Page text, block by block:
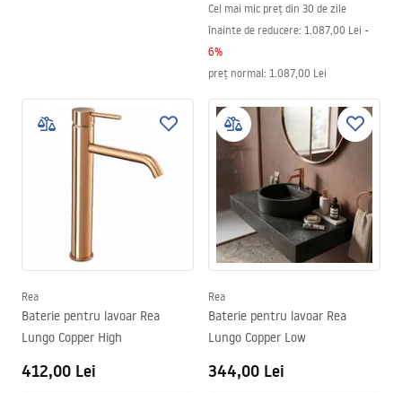
Cel mai mic preț din 30 de zile
înainte de reducere: 1.087,00 Lei -
6%
preț normal: 1.087,00 Lei
Rea
Baterie pentru lavoar Rea
Lungo Copper High
412,00 Lei
Rea
Baterie pentru lavoar Rea
Lungo Copper Low
344,00 Lei